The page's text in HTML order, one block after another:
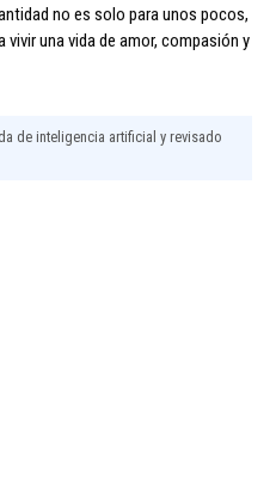
no es solo para unos pocos,
vivir una vida de amor, compasión y
de inteligencia artificial y revisado